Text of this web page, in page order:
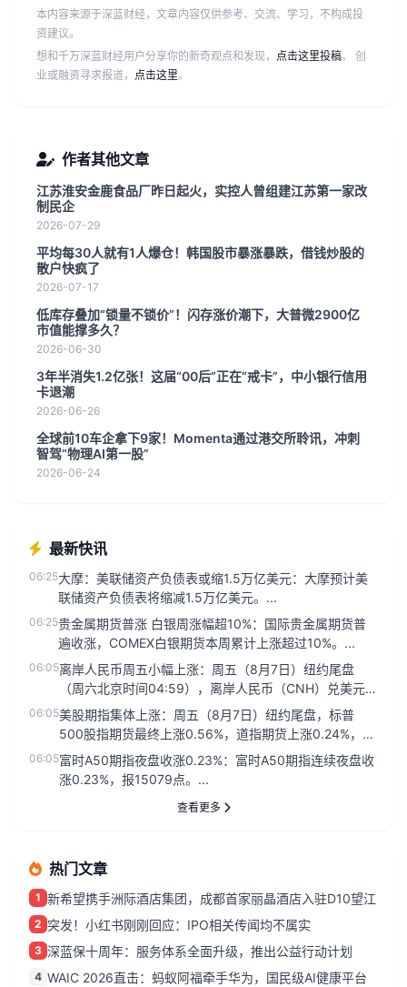
本内容来源于深蓝财经，文章内容仅供参考、交流、学习，不构成投
资建议。
想和千万深蓝财经用户分享你的新奇观点和发现， 点击这里投稿。 创
业或融资寻求报道， 点击这里。
作者其他文章
江苏淮安金鹿食品厂昨日起火，实控人曾组建江苏第一家改
制民企
2026-07-29
平均每30人就有1人爆仓！韩国股市暴涨暴跌，借钱炒股的
散户快疯了
2026-07-17
低库存叠加“锁量不锁价”！闪存涨价潮下，大普微2900亿
市值能撑多久？
2026-06-30
3年半消失1.2亿张！这届“00后”正在“戒卡”，中小银行信用
卡退潮
2026-06-26
全球前10车企拿下9家！Momenta通过港交所聆讯，冲刺
智驾“物理AI第一股”
2026-06-24
最新快讯
06:25大摩：美联储资产负债表或缩1.5万亿美元：大摩预计美
联储资产负债表将缩减1.5万亿美元。...
06:25贵金属期货普涨 白银周涨幅超10%：国际贵金属期货普
遍收涨，COMEX白银期货本周累计上涨超过10%。...
06:05离岸人民币周五小幅上涨：周五（8月7日）纽约尾盘
（周六北京时间04:59），离岸人民币（CNH）兑美元报
6.7429元，...
06:05美股期指集体上涨：周五（8月7日）纽约尾盘，标普
500股指期货最终上涨0.56%，道指期货上涨0.24%，纳
斯达克100...
06:05富时A50期指夜盘收涨0.23%：富时A50期指连续夜盘收
涨0.23%，报15079点。...
查看更多
热门文章
1 新希望携手洲际酒店集团，成都首家丽晶酒店入驻D10望江
2 突发！小红书刚刚回应：IPO相关传闻均不属实
3 深蓝保十周年：服务体系全面升级，推出公益行动计划
4 WAIC 2026直击：蚂蚁阿福牵手华为，国民级AI健康平台